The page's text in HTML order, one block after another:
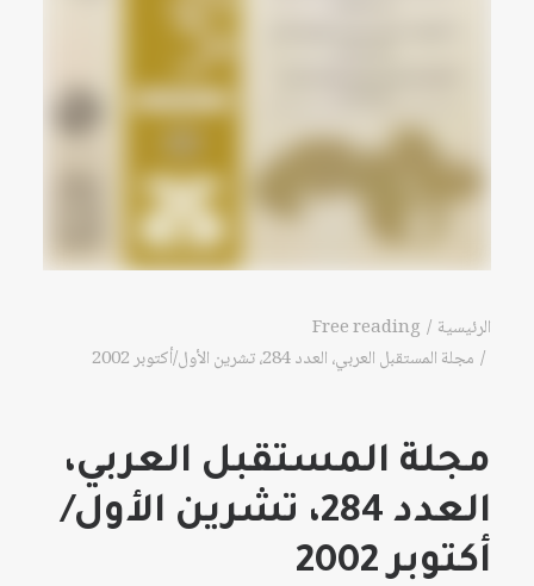
الرئيسية
Free reading
مجلة المستقبل العربي، العدد 284، تشرين الأول/أكتوبر 2002
مجلة المستقبل العربي،
العدد 284، تشرين الأول/
أكتوبر 2002